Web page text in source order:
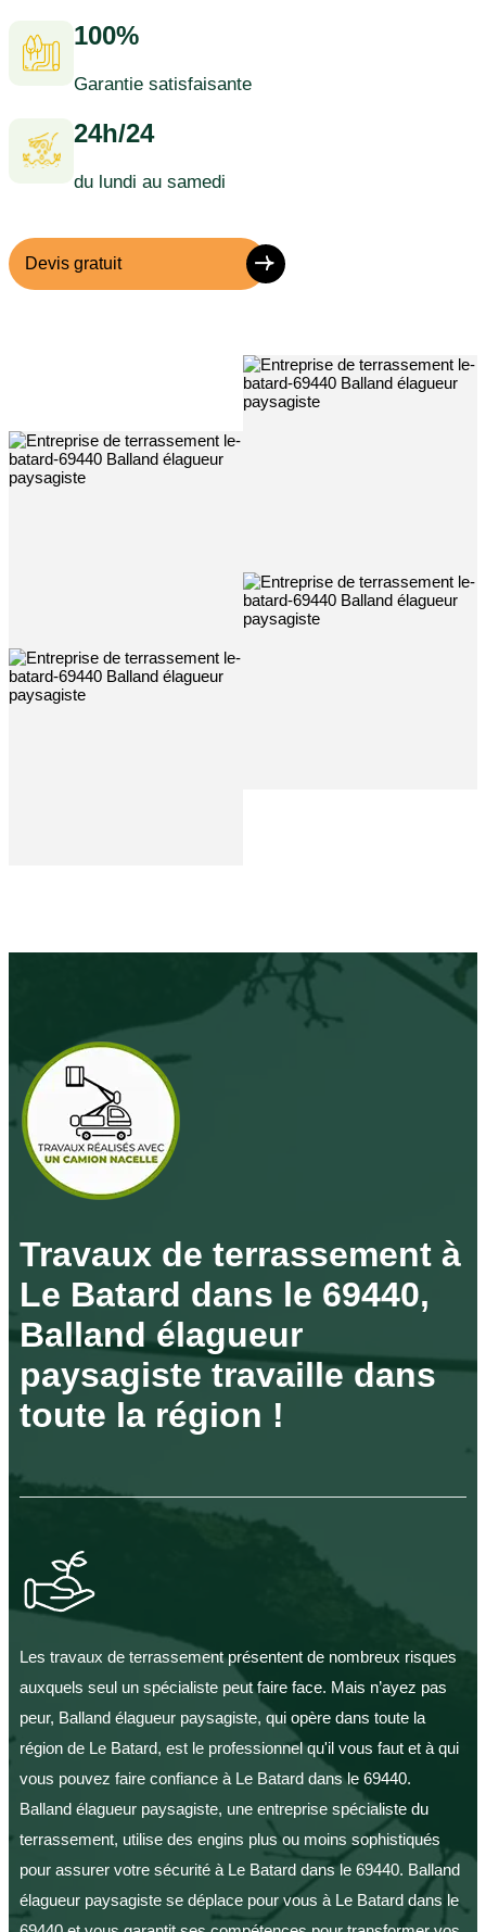
100%
Garantie satisfaisante
24h/24
du lundi au samedi
Devis gratuit
Travaux de terrassement à
Le Batard dans le 69440,
Balland élagueur
paysagiste travaille dans
toute la région !
Les travaux de terrassement présentent de nombreux risques
auxquels seul un spécialiste peut faire face. Mais n’ayez pas
peur, Balland élagueur paysagiste, qui opère dans toute la
région de Le Batard, est le professionnel qu'il vous faut et à qui
vous pouvez faire confiance à Le Batard dans le 69440.
Balland élagueur paysagiste, une entreprise spécialiste du
terrassement, utilise des engins plus ou moins sophistiqués
pour assurer votre sécurité à Le Batard dans le 69440. Balland
élagueur paysagiste se déplace pour vous à Le Batard dans le